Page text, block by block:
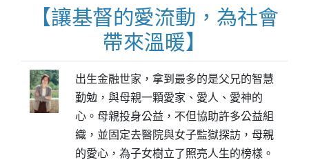
【讓基督的愛流動，為社會
帶來溫暖】
出生金融世家，拿到最多的是父兄的智慧
勤勉，與母親一顆愛家、愛人、愛神的
心。母親投身公益，不但協助許多公益組
織，並固定去醫院與女子監獄探訪，母親
的愛心，為子女樹立了照亮人生的榜樣。